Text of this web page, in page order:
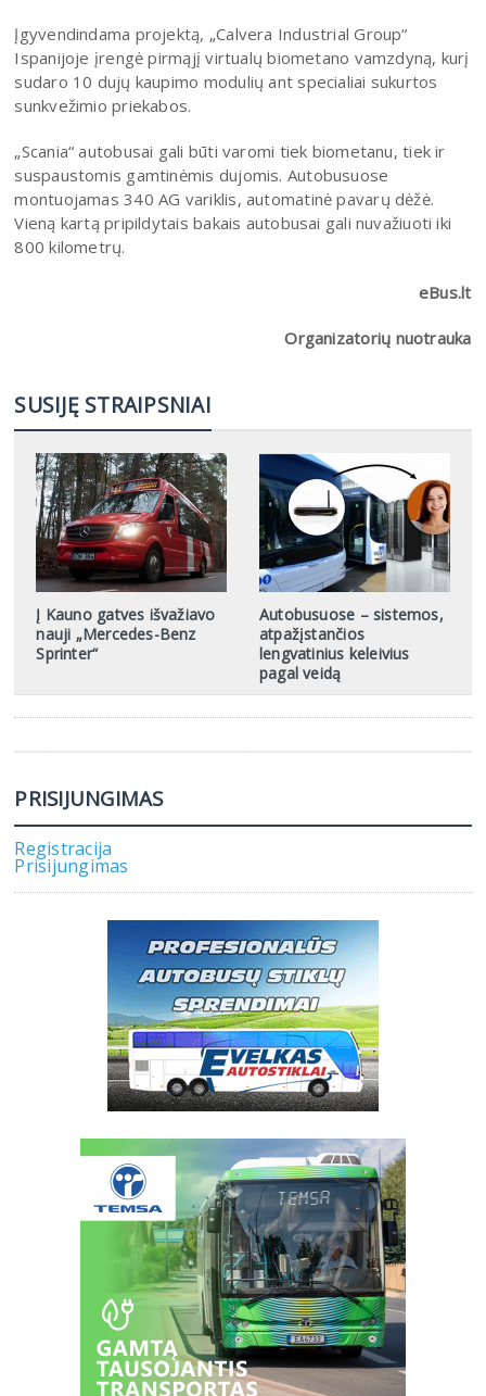
Įgyvendindama projektą, „Calvera Industrial Group“
Ispanijoje įrengė pirmąjį virtualų biometano vamzdyną, kurį
sudaro 10 dujų kaupimo modulių ant specialiai sukurtos
sunkvežimio priekabos.
„Scania“ autobusai gali būti varomi tiek biometanu, tiek ir
suspaustomis gamtinėmis dujomis. Autobusuose
montuojamas 340 AG variklis, automatinė pavarų dėžė.
Vieną kartą pripildytais bakais autobusai gali nuvažiuoti iki
800 kilometrų.
eBus.lt
Organizatorių nuotrauka
SUSIJĘ STRAIPSNIAI
Į Kauno gatves išvažiavo
nauji „Mercedes-Benz
Sprinter“
Autobusuose – sistemos,
atpažįstančios
lengvatinius keleivius
pagal veidą
PRISIJUNGIMAS
Registracija
Prisijungimas